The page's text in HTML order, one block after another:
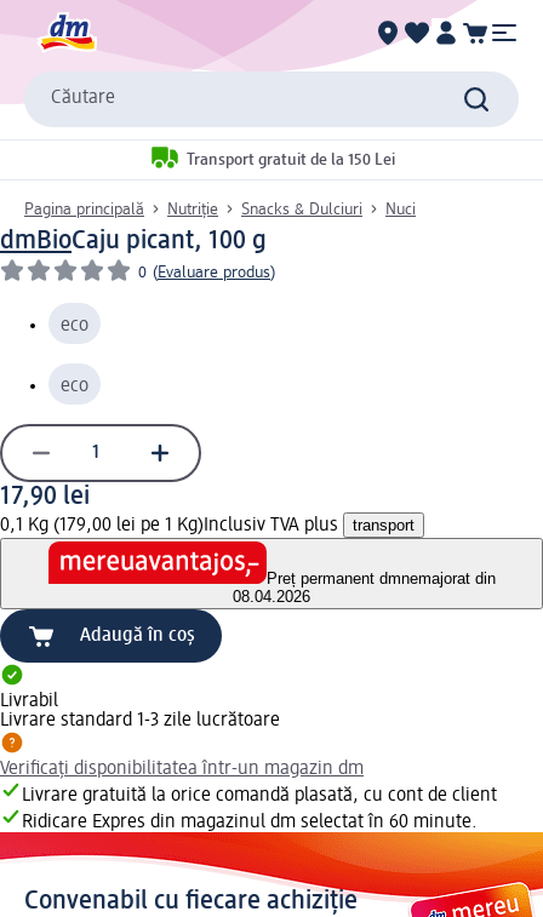
Căutare
Transport gratuit de la 150 Lei
Pagina principală Nutriție Snacks & Dulciuri Nuci
dmBioCaju picant, 100 g
0 (Evaluare produs)
eco
eco
17,90 lei
0,1 Kg (179,00 lei pe 1 Kg) Inclusiv TVA plus transport
Preț permanent dmnemajorat din
08.04.2026
Adaugă în coș
Livrabil
Livrare standard 1-3 zile lucrătoare
Verificați disponibilitatea într-un magazin dm
Livrare gratuită la orice comandă plasată, cu cont de client
Ridicare Expres din magazinul dm selectat în 60 minute.
Convenabil cu fiecare achiziție